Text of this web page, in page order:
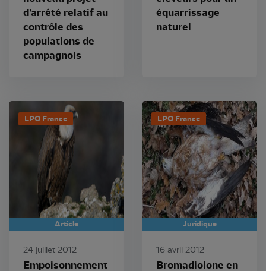
d’arrêté relatif au
contrôle des
populations de
campagnols
équarrissage
naturel
LPO France
Article
24 juillet 2012
Empoisonnement
LPO France
Juridique
16 avril 2012
Bromadiolone en